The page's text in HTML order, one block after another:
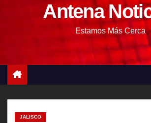
Antena
Estamos Más Cerca
JALISCO